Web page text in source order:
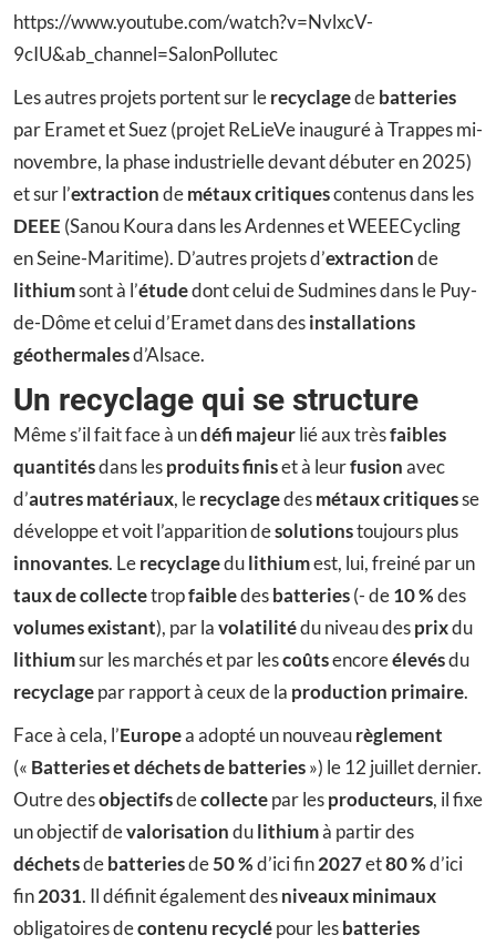
https://www.youtube.com/watch?v=NvlxcV-
9cIU&ab_channel=SalonPollutec
Les autres projets portent sur lerecyclagedebatteries
par Eramet et Suez (projet ReLieVe inauguré à Trappes mi-
novembre, la phase industrielle devant débuter en 2025)
et sur l’extractiondemétaux critiquescontenus dans les
DEEE (Sanou Koura dans les Ardennes et WEEECycling
en Seine-Maritime). D’autres projets d’extractionde
lithiumsont à l’étudedont celui de Sudmines dans le Puy-
de-Dôme et celui d’Eramet dans desinstallations
géothermalesd’Alsace.
Un recyclage qui se structure
Même s’il fait face à undéfi majeurlié aux trèsfaibles
quantitésdans lesproduits finiset à leurfusionavec
d’autres matériaux, lerecyclagedesmétaux critiquesse
développe et voit l’apparition desolutionstoujours plus
innovantes. Lerecyclagedulithiumest, lui, freiné par un
taux de collectetropfaibledesbatteries(- de10 %des
volumes existant), par lavolatilitédu niveau desprixdu
lithiumsur les marchés et par lescoûtsencoreélevésdu
recyclagepar rapport à ceux de la production primaire.
Face à cela, l’Europea adopté un nouveaurèglement
(« Batteries et déchets de batteries») le 12 juillet dernier.
Outre desobjectifsdecollectepar lesproducteurs, il fixe
un objectif devalorisationdulithiumà partir des
déchetsdebatteriesde50 %d’ici fin2027et80 %d’ici
fin2031. Il définit également desniveaux minimaux
obligatoires decontenu recyclépour lesbatteries